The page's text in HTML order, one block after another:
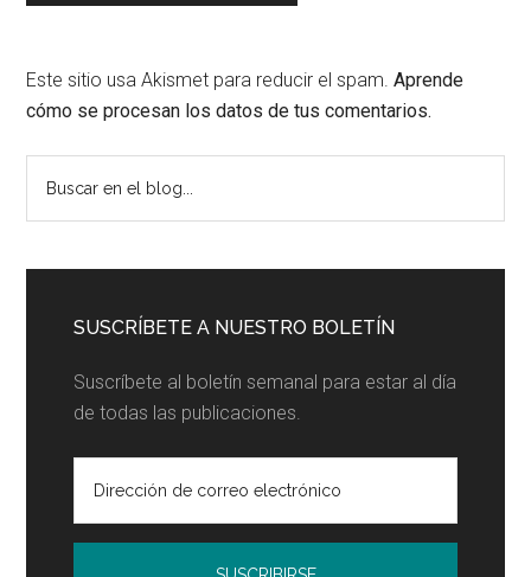
Este sitio usa Akismet para reducir el spam.Aprende
cómo se procesan los datos de tus comentarios.
Barra
lateral
principal
SUSCRÍBETE A NUESTRO BOLETÍN
Suscríbete al boletín semanal para estar al día
de todas las publicaciones.